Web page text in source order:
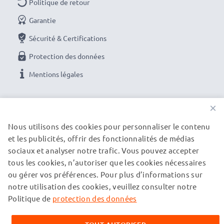
✔ Luminosité et couleurs - Protection d'écran sans
✔ Film de protection blindé durci - Dureté : 9H |
Epaisseur : 0,33mm | Transparence : 99% | Qualité HD
sensibilité tactile
"Touch-Sensitive" pour les écrans d'affichage et les
écrans tactiles
✔ Extra fin pour une sensation parfaite - Film de
protection en verre Slim-Design pour un confort
d'utilisation inchangé
Politique de retour
Garantie
Sécurité & Certifications
Protection des données
Mentions légales
NOS PARTENAIRES DE LIVRAISON
© subtel.fr 2026
Tous les prix incluent la TVA et excluent les frais de port.
Veuillez noter que toutes les marques citées sont des
mentionnées sur nos pages web uniquement pour fournir des
×
Nous utilisons des cookies pour personnaliser le contenu
et les publicités, offrir des fonctionnalités de médias
sociaux et analyser notre trafic. Vous pouvez accepter
tous les cookies, n’autoriser que les cookies nécessaires
ou gérer vos préférences. Pour plus d’informations sur
notre utilisation des cookies, veuillez consulter notre
Politique de protection des données